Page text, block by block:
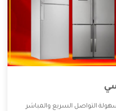
التواصل السريع والمباشر